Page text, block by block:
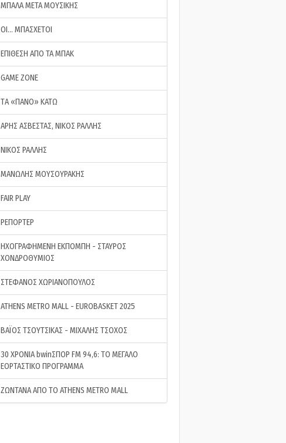
ΜΠΑΛΑ ΜΕΤΑ ΜΟΥΣΙΚΗΣ
ΟΙ… ΜΠΑΣΧΕΤΟΙ
ΕΠΙΘΕΣΗ ΑΠΟ ΤΑ ΜΠΑΚ
GAME ZONE
ΤA «ΠΑΝΟ» ΚΑΤΩ
ΑΡΗΣ ΑΣΒΕΣΤΑΣ, ΝΙΚΟΣ ΡΑΛΛΗΣ
ΝΙΚΟΣ ΡΑΛΛΗΣ
ΜΑΝΩΛΗΣ ΜΟΥΣΟΥΡΑΚΗΣ
FAIR PLAY
ΡΕΠΟΡΤΕΡ
ΗΧΟΓΡΑΦΗΜΕΝΗ ΕΚΠΟΜΠΗ - ΣΤΑΥΡΟΣ
ΧΟΝΔΡΟΘΥΜΙΟΣ
ΣΤΕΦΑΝΟΣ ΧΩΡΙΑΝΟΠΟΥΛΟΣ
ATHENS METRO MALL - EUROBASKET 2025
ΒΑΪΟΣ ΤΣΟΥΤΣΙΚΑΣ - ΜΙΧΑΛΗΣ ΤΣΟΧΟΣ
30 ΧΡΟΝΙΑ bwinΣΠΟΡ FM 94,6: ΤΟ ΜΕΓΑΛΟ
ΕΟΡΤΑΣΤΙΚΟ ΠΡΟΓΡΑΜΜΑ
ΖΩΝΤΑΝΑ ΑΠΟ ΤΟ ATHENS METRO MALL